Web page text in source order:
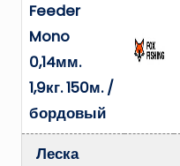
Feeder
Mono
0,14мм.
1,9кг. 150м. /
бордовый
Леска